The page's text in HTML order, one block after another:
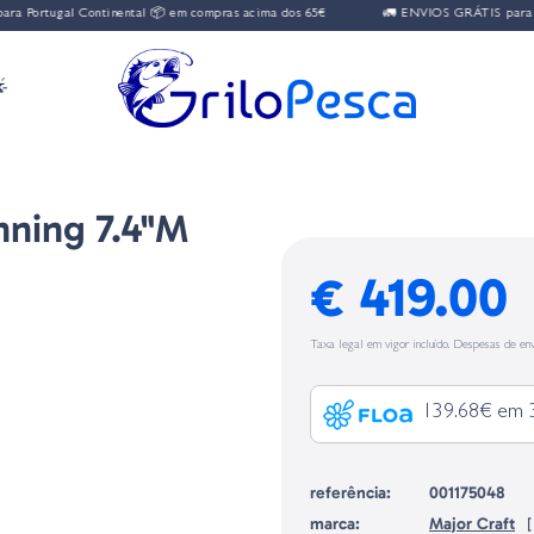
Portugal Continental 📦 em compras acima dos 65€ 🚛 ENVIOS GRÁTIS para
7.4"M
€ 419.00
Taxa legal em vigor incluído. Despesas de
139.68€ em
referência:
001175048
marca:
Major Craft [